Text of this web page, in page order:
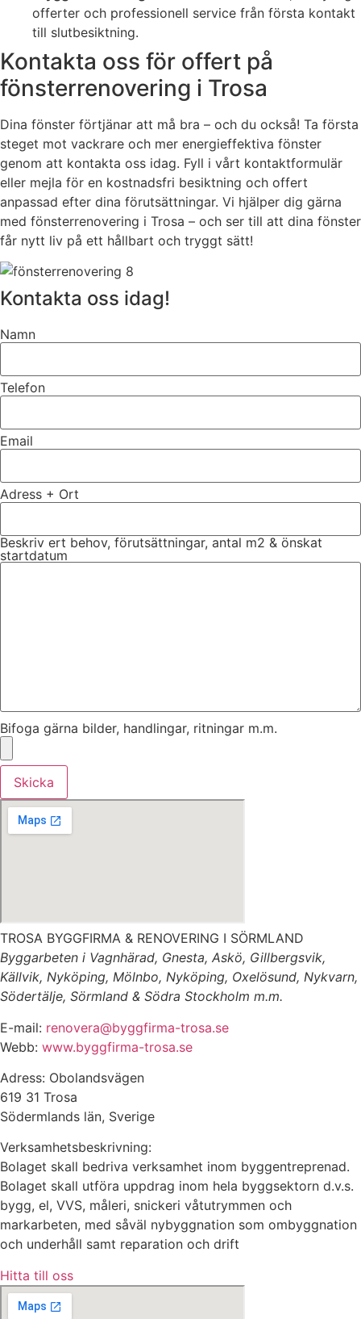
offerter och professionell service från första kontakt
till slutbesiktning.
Kontakta oss för offert på
fönsterrenovering i Trosa
Dina fönster förtjänar att må bra – och du också! Ta första
steget mot vackrare och mer energieffektiva fönster
genom att kontakta oss idag. Fyll i vårt kontaktformulär
eller mejla för en kostnadsfri besiktning och offert
anpassad efter dina förutsättningar. Vi hjälper dig gärna
med fönsterrenovering i Trosa – och ser till att dina fönster
får nytt liv på ett hållbart och tryggt sätt!
Kontakta oss idag!
Namn
Telefon
Email
Adress + Ort
Beskriv ert behov, förutsättningar, antal m2 & önskat
startdatum
Bifoga gärna bilder, handlingar, ritningar m.m.
Skicka
TROSA BYGGFIRMA & RENOVERING I SÖRMLAND
Byggarbeten i Vagnhärad, Gnesta, Askö, Gillbergsvik,
Källvik, Nyköping, Mölnbo, Nyköping, Oxelösund, Nykvarn,
Södertälje, Sörmland & Södra Stockholm m.m.
E-mail: renovera@byggfirma-trosa.se
Webb: www.byggfirma-trosa.se
Adress: Obolandsvägen
619 31 Trosa
Södermlands län, Sverige
Verksamhetsbeskrivning:
Bolaget skall bedriva verksamhet inom byggentreprenad.
Bolaget skall utföra uppdrag inom hela byggsektorn d.v.s.
bygg, el, VVS, måleri, snickeri våtutrymmen och
markarbeten, med såväl nybyggnation som ombyggnation
och underhåll samt reparation och drift
Hitta till oss